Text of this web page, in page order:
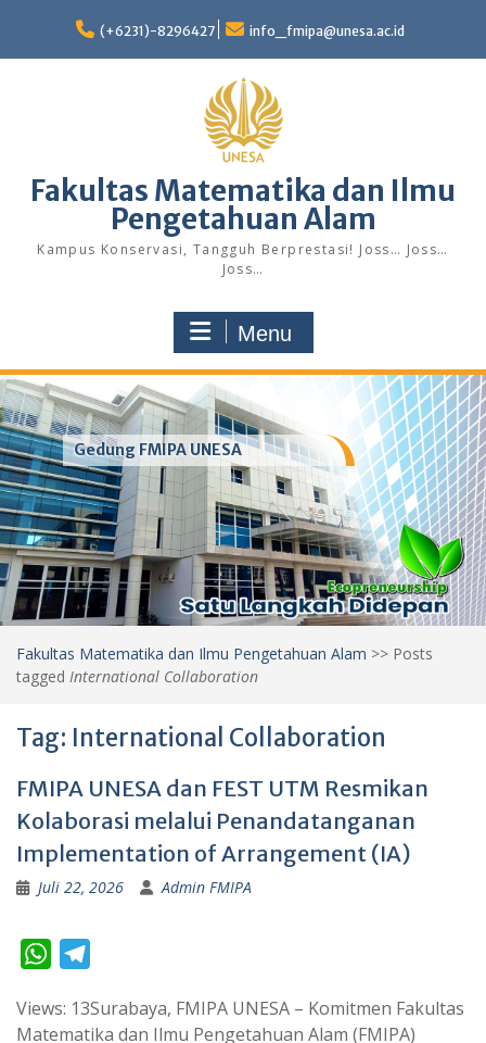
content
(+6231)-8296427 info_fmipa@unesa.ac.id
Fakultas Matematika dan Ilmu
Pengetahuan Alam
Kampus Konservasi, Tangguh Berprestasi! Joss… Joss…
Joss…
Menu
Gedung FMIPA UNESA
Fakultas Matematika dan Ilmu Pengetahuan Alam >> Posts
tagged International Collaboration
Tag: International Collaboration
FMIPA UNESA dan FEST UTM Resmikan
Kolaborasi melalui Penandatanganan
Implementation of Arrangement (IA)
Juli 22, 2026 Admin FMIPA
W
a
l
Views: 13Surabaya, FMIPA UNESA – Komitmen Fakultas
Matematika dan Ilmu Pengetahuan Alam (FMIPA)